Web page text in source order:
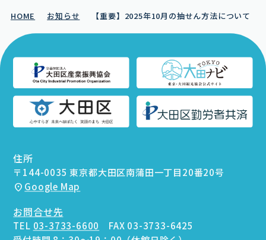
HOME お知らせ 【重要】2025年10月の抽せん方法について
住所
〒144-0035 東京都大田区南蒲田一丁目20番20号
Google Map
お問合せ先
TEL 03-3733-6600
FAX 03-3733-6425